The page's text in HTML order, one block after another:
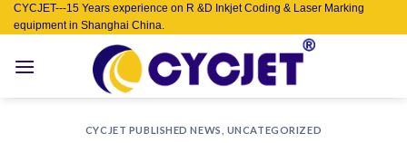
Skip
to
CYCJET---15 Years experience on R &D Inkjet Coding & Laser Marking
equipment in Shanghai China.
CYCJET PUBLISHED NEWS UNCATEGORIZED